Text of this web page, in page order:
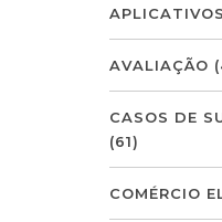
APLICATIVOS
AVALIAÇÃO
CASOS DE
(61)
COMÉRCIO